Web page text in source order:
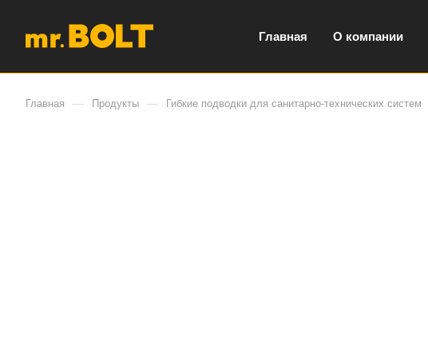
Главная О компании
Главная — Продукты — Гибкие подводки для санитарно-технических систем